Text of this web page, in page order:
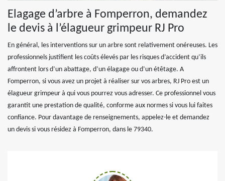
Elagage d’arbre à Fomperron, demandez
le devis à l’élagueur grimpeur RJ Pro
En général, les interventions sur un arbre sont relativement onéreuses. Les
professionnels justifient les coûts élevés par les risques d’accident qu’ils
affrontent lors d’un abattage, d’un élagage ou d’un étêtage. A
Fomperron, si vous avez un projet à réaliser sur vos arbres, RJ Pro est un
élagueur grimpeur à qui vous pourrez vous adresser. Ce professionnel vous
garantit une prestation de qualité, conforme aux normes si vous lui faites
confiance. Pour davantage de renseignements, appelez-le et demandez
un devis si vous résidez à Fomperron, dans le 79340.